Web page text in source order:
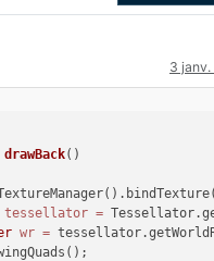
3 janv.
drawBack()
tessellator =
wr =